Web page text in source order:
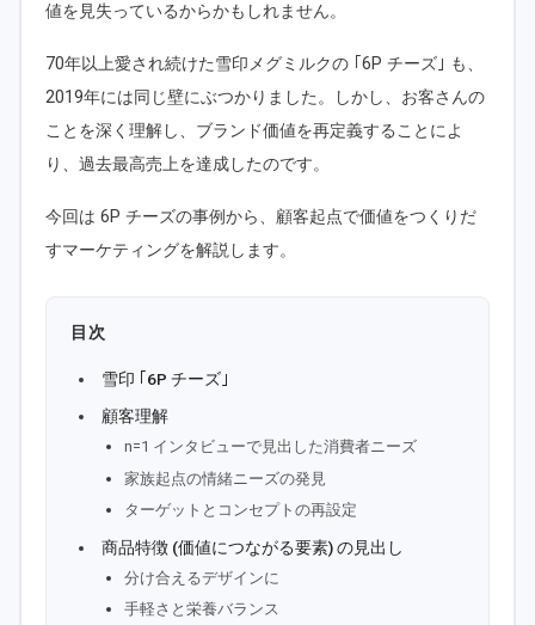
値を見失っているからかもしれません。
70年以上愛され続けた雪印メグミルクの ｢6P チーズ｣ も、
2019年には同じ壁にぶつかりました。しかし、お客さんの
ことを深く理解し、ブランド価値を再定義することによ
り、過去最高売上を達成したのです。
今回は 6P チーズの事例から、顧客起点で価値をつくりだ
すマーケティングを解説します。
目次
雪印 ｢6P チーズ｣
顧客理解
n=1 インタビューで見出した消費者ニーズ
家族起点の情緒ニーズの発見
ターゲットとコンセプトの再設定
商品特徴 (価値につながる要素) の見出し
分け合えるデザインに
手軽さと栄養バランス